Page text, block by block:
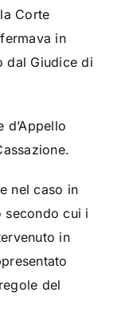
Corte
in
dal Giudice di
d’Appello
nel caso in
cui i
in
del